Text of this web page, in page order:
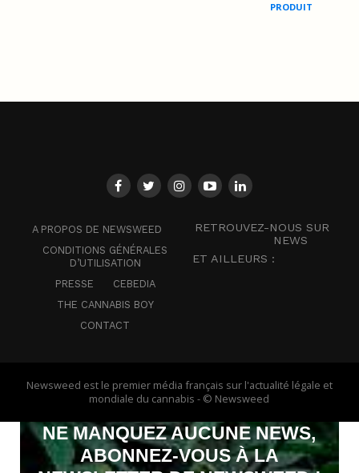
PRODUIT
A PROPOS DE NEWSWEED
CONDITIONS GÉNÉRALES
D’UTILISATION
PRESSE
CEBEDIA
THE CANNABIS BOY
CONTACT
RETROUVEZ-NOUS SUR
NEWS
ET AILLEURS :
Newsweed est le premier média français sur l'actualité légale et
mondiale du cannabis - © Newsweed
NE MANQUEZ AUCUNE NEWS,
ABONNEZ-VOUS À LA